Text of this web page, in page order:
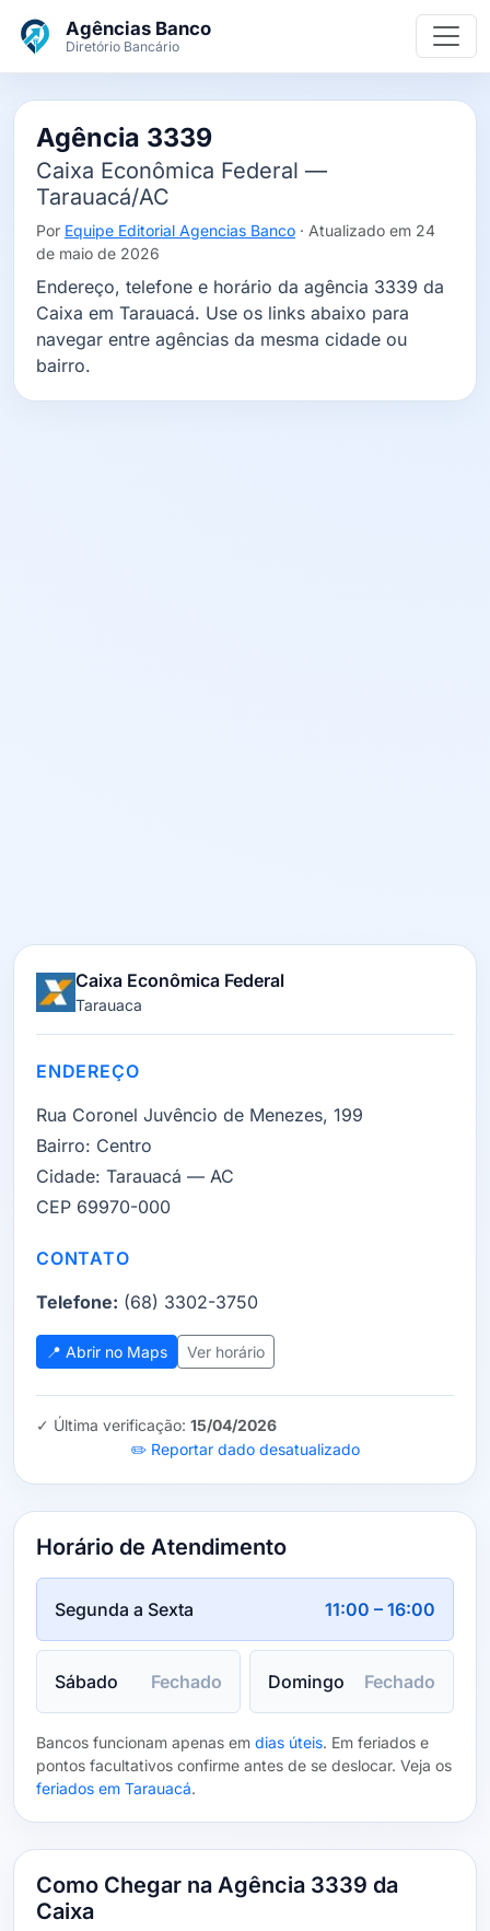
Agências Banco
Diretório Bancário
Agência 3339
Caixa Econômica Federal —
Tarauacá/AC
Por Equipe Editorial Agencias Banco · Atualizado em 24
de maio de 2026
Endereço, telefone e horário da agência 3339 da
Caixa em Tarauacá. Use os links abaixo para
navegar entre agências da mesma cidade ou
bairro.
Caixa Econômica Federal
Tarauaca
ENDEREÇO
Rua Coronel Juvêncio de Menezes, 199
Bairro: Centro
Cidade: Tarauacá — AC
CEP 69970-000
CONTATO
Telefone: (68) 3302-3750
📍 Abrir no Maps Ver horário
✓ Última verificação: 15/04/2026
✏️ Reportar dado desatualizado
Horário de Atendimento
Segunda a Sexta 11:00 – 16:00
Sábado Fechado Domingo Fechado
Bancos funcionam apenas em dias úteis. Em feriados e
pontos facultativos confirme antes de se deslocar. Veja os
feriados em Tarauacá.
Como Chegar na Agência 3339 da
Caixa